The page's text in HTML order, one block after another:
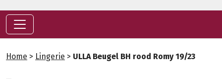
Home > Lingerie > ULLA Beugel BH rood Romy 19/23